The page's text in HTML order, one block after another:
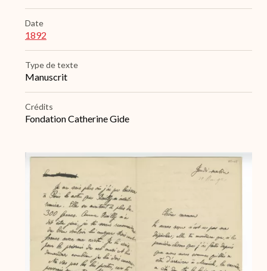
Date
1892
Type de texte
Manuscrit
Crédits
Fondation Catherine Gide
Archive